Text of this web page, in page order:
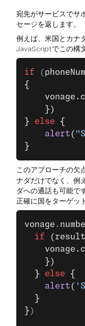
宛先がサービスでサ
セージを返します。
例えば、米国とカナ
JavaScriptでこの構
if (
{
    })
} else {
    alert
(
}
このアプローチの欠
ナダだけでなく、例
ダへの通話も可能で
正確に国をターゲッ
vonage .
  if
    })
  }
else {
    alert
(
  }
} )